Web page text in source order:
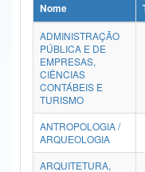
Ministério da Ciência,
Ministério do Meio Ambiente
Ministério do Turismo
Ministério do Desenvolvimento
Controladoria-Geral da União
Nome
ADMINISTRAÇÃO
PÚBLICA E DE
EMPRESAS,
CIÊNCIAS
CONTÁBEIS E
TURISMO
ANTROPOLOGIA /
ARQUEOLOGIA
ARQUITETURA,